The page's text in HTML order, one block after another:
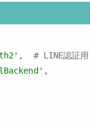
, # LINE認証用
,